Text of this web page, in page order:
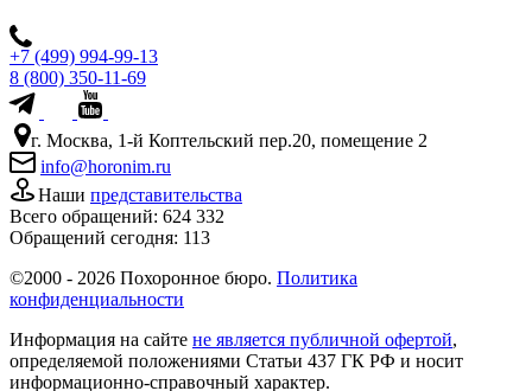
+7 (499) 994-99-13
8 (800) 350-11-69
г. Москва, 1-й Коптельский пер.20, помещение 2
info@horonim.ru
Наши представительства
Всего обращений: 624 332
Обращений сегодня: 113
©2000 - 2026 Похоронное бюро. Политика
конфиденциальности
Информация на сайте не является публичной офертой,
определяемой положениями Статьи 437 ГК РФ и носит
информационно-справочный характер.